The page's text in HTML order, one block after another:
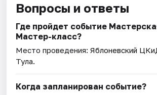
Вопросы и ответы
Где пройдет событие
Мастер-класс?
Место проведения:Яблоневский
Тула.
Когда запланирован событие?